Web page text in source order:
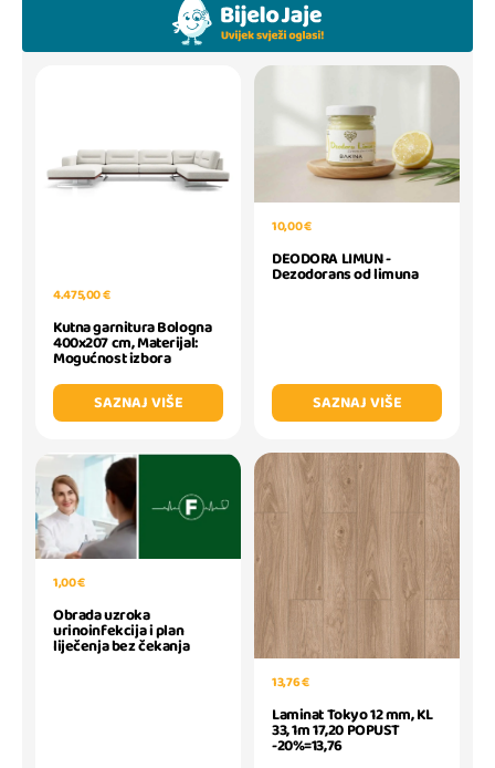
4.475,00 €
Kutna garnitura Bologna
400x207 cm, Materijal:
Mogućnost izbora
SAZNAJ VIŠE
10,00 €
DEODORA LIMUN -
Dezodorans od limuna
SAZNAJ VIŠE
1,00 €
Obrada uzroka
urinoinfekcija i plan
liječenja bez čekanja
13,76 €
Laminat Tokyo 12 mm, KL
33, 1m 17,20 POPUST
-20%=13,76